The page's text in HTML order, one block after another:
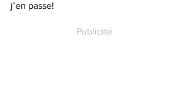
j’en passe!
Publicité